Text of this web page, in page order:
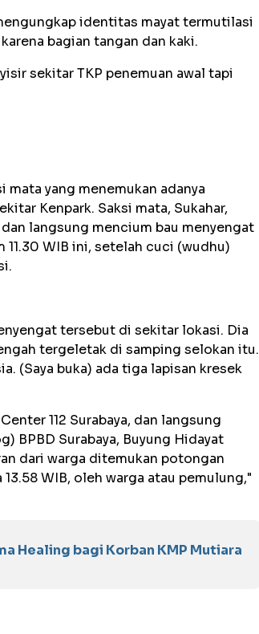
identitas mayat termutilasi
bagian tangan dan kaki.
sekitar TKP penemuan awal tapi
mata yang menemukan adanya
Kenpark. Saksi mata, Sukahar,
langsung mencium bau menyengat
WIB ini, setelah cuci (wudhu)
tersebut di sekitar lokasi. Dia
tergeletak di samping selokan itu.
(Saya buka) ada tiga lapisan kresek
112 Surabaya, dan langsung
BPBD Surabaya, Buyung Hidayat
dari warga ditemukan potongan
WIB, oleh warga atau pemulung,"
Healing bagi Korban KMP Mutiara